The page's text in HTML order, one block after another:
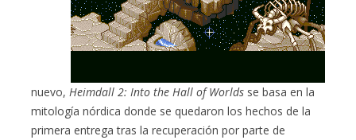
nuevo, Heimdall 2: Into the Hall of Worlds se basa en la
mitología nórdica donde se quedaron los hechos de la
primera entrega tras la recuperación por parte de